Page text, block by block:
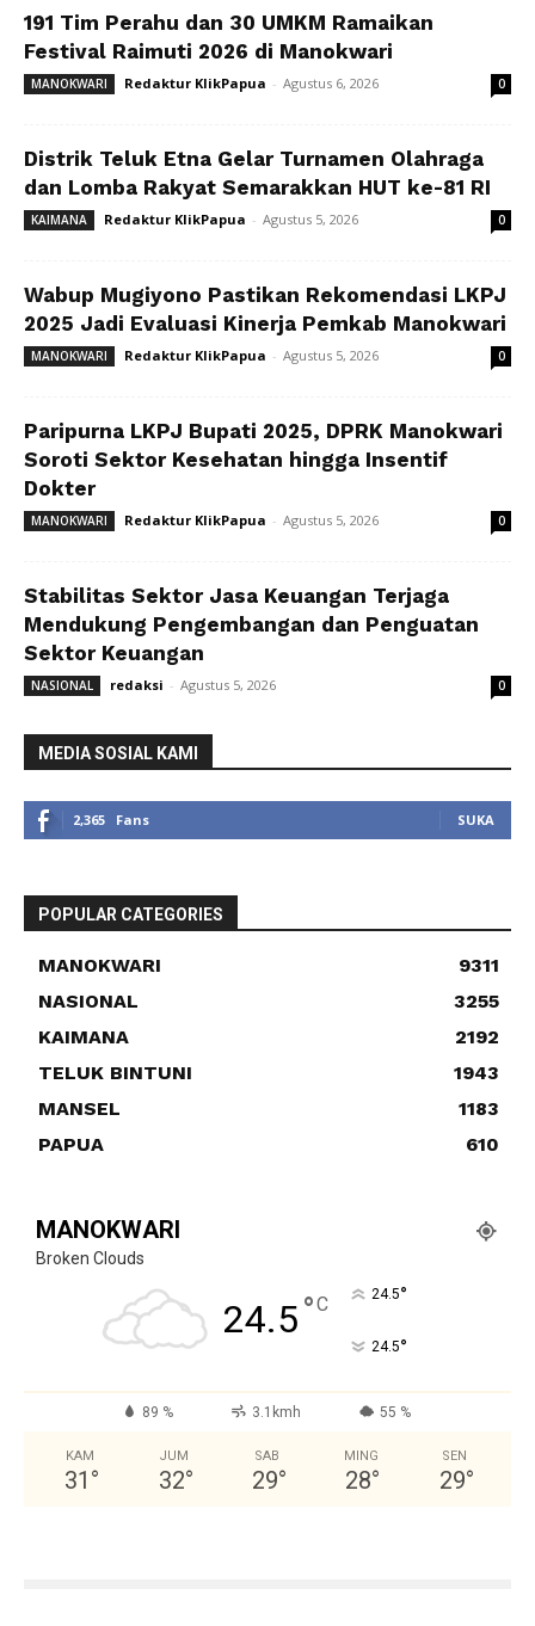
191 Tim Perahu dan 30 UMKM Ramaikan
Festival Raimuti 2026 di Manokwari
MANOKWARI Redaktur KlikPapua - Agustus 6, 2026 0
Distrik Teluk Etna Gelar Turnamen Olahraga
dan Lomba Rakyat Semarakkan HUT ke-81 RI
KAIMANA Redaktur KlikPapua - Agustus 5, 2026 0
Wabup Mugiyono Pastikan Rekomendasi LKPJ
2025 Jadi Evaluasi Kinerja Pemkab Manokwari
MANOKWARI Redaktur KlikPapua - Agustus 5, 2026 0
Paripurna LKPJ Bupati 2025, DPRK Manokwari
Soroti Sektor Kesehatan hingga Insentif
Dokter
MANOKWARI Redaktur KlikPapua - Agustus 5, 2026 0
Stabilitas Sektor Jasa Keuangan Terjaga
Mendukung Pengembangan dan Penguatan
Sektor Keuangan
NASIONAL redaksi - Agustus 5, 2026 0
MEDIA SOSIAL KAMI
2,365 Fans SUKA
POPULAR CATEGORIES
MANOKWARI
9311
NASIONAL
3255
KAIMANA
2192
TELUK BINTUNI
1943
MANSEL
1183
PAPUA
610
MANOKWARI
Broken Clouds
24.5°C 24.5°
24.5°
89 % 3.1kmh 55 %
KAM
31 °
JUM
32°
SAB
29°
MING
28°
SEN
29°